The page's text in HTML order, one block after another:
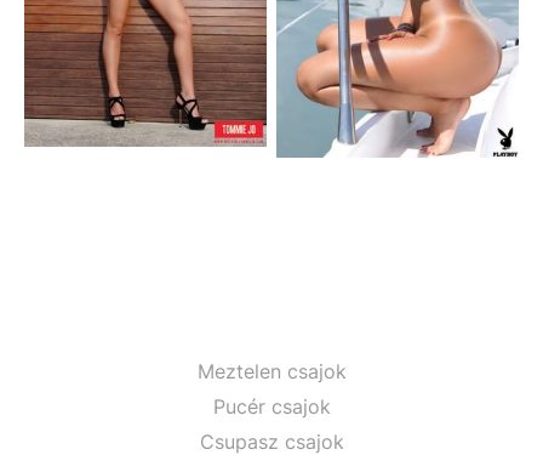
Meztelen csajok
Pucér csajok
Csupasz csajok